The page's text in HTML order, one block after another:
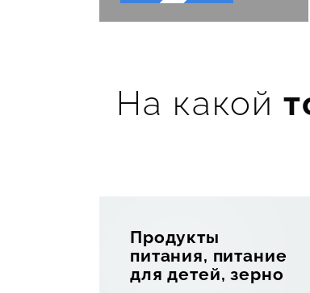
На какой
Продукты
питания, питание
для детей, зерно